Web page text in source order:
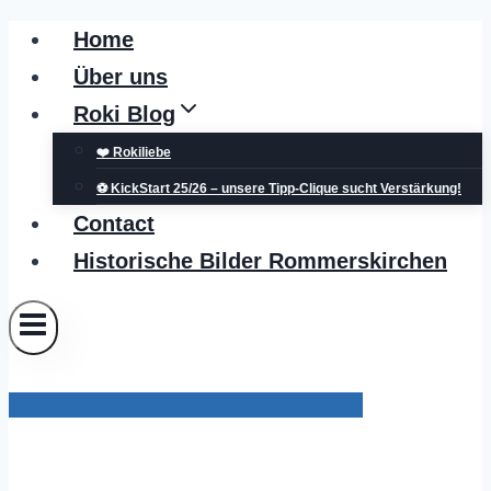
Zum
Inhalt
springen
Home
Über uns
Roki Blog
❤️ Rokiliebe
⚽ KickStart 25/26 – unsere Tipp-Clique sucht Verstärkung!
Contact
Historische Bilder Rommerskirchen